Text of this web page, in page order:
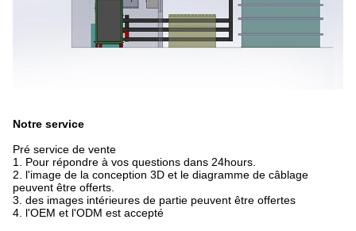
Notre service
Pré service de vente
1. Pour répondre à vos questions dans 24hours.
2. l'image de la conception 3D et le diagramme de câblage
peuvent être offerts.
3. des images intérieures de partie peuvent être offertes
4. l'OEM et l'ODM est accepté